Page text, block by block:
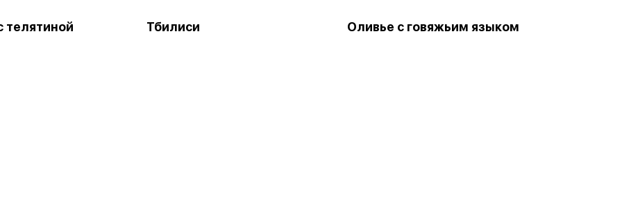
телятиной Тбилиси Оливье с говяжьим языком